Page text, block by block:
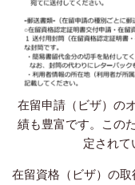
在留申請（ビザ）の
績も豊富です。この
定されて
在留資格（ビザ）の